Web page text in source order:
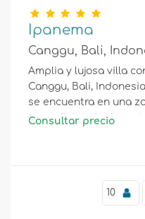
Ipanema
Canggu, Bali,
Amplia y lujosa villa
Canggu, Bali,
se encuentra en una
poca distancia de
Consultar precio
10